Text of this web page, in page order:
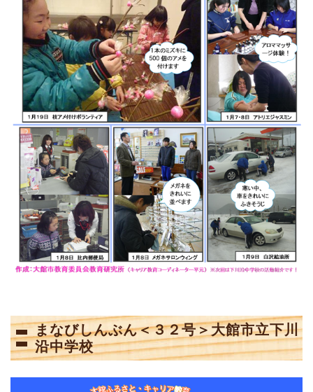
まなびしんぶん＜３２号＞大館市立下川
沿中学校